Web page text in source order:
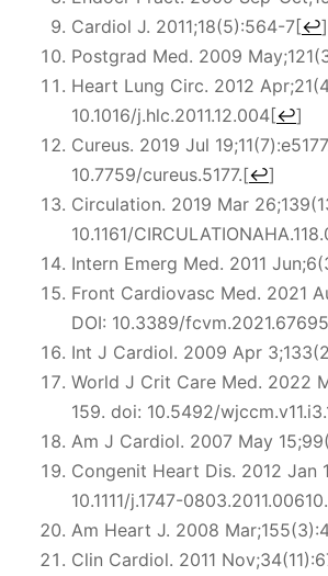
Cardiol J. 2011;18(5):564-7[↩]
Postgrad Med. 2009
Heart Lung Circ. 2012
10.1016/j.hlc.2011.12.004[↩]
Cureus. 2019 Jul
10.7759/cureus.5177.[↩]
Circulation. 2019 Mar
10.1161/
Intern Emerg Med. 2011
Front Cardiovasc Med. 2021
DOI: 10.3389/
Int J Cardiol. 2009 Apr
World J Crit Care Med. 2022
159. doi: 10.5492/
Am J Cardiol. 2007 May
Congenit Heart Dis. 2012 Jan
10.1111/j.1747-
Am Heart J. 2008
Clin Cardiol. 2011